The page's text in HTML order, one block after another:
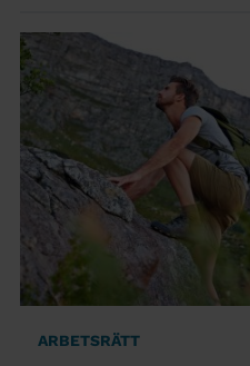
ARBETSRÄTT